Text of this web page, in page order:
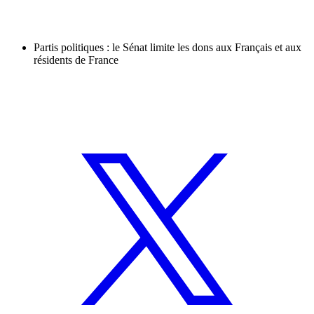
Partis politiques : le Sénat limite les dons aux Français et aux
résidents de France